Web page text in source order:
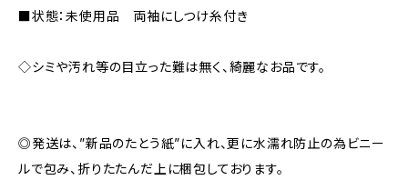
■状態：未使用品 両袖にしつけ糸付き
◇シミや汚れ等の目立った難は無く、綺麗なお品です。
◎発送は、”新品のたとう紙”に入れ、更に水濡れ防止の為ビニー
ルで包み、折りたたんだ上に梱包しております。